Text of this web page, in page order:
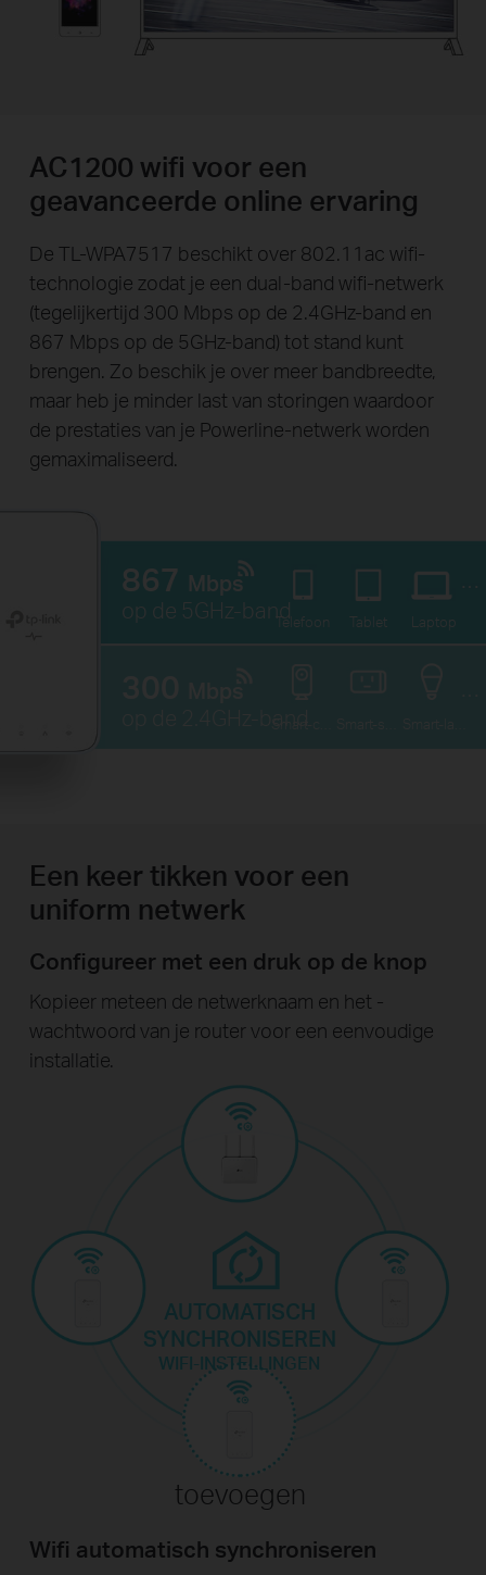
AC1200 wifi voor een
geavanceerde online ervaring
De TL-WPA7517 beschikt over 802.11ac wifi-
technologie zodat je een dual-band wifi-netwerk
(tegelijkertijd 300 Mbps op de 2.4GHz-band en
867 Mbps op de 5GHz-band) tot stand kunt
brengen. Zo beschik je over meer bandbreedte,
maar heb je minder last van storingen waardoor
de prestaties van je Powerline-netwerk worden
gemaximaliseerd.
867 Mbps
op de 5GHz-bandTelefoon Tablet Laptop
Een keer tikken voor een
uniform netwerk
Configureer met een druk op de knop
Kopieer meteen de netwerknaam en het -
wachtwoord van je router voor een eenvoudige
installatie.
AUTOMATISCH
SYNCHRONISEREN
WIFI-INSTELLINGEN
toevoegen
Wifi automatisch synchroniseren